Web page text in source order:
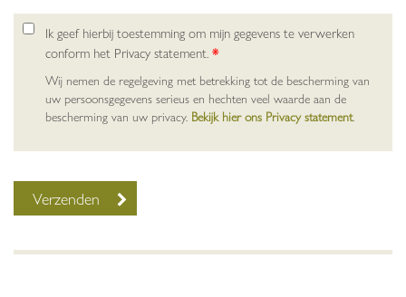
Ik geef hierbij toestemming om mijn gegevens te verwerken
conform het Privacy statement.*
Wij nemen de regelgeving met betrekking tot de bescherming van
uw persoonsgegevens serieus en hechten veel waarde aan de
bescherming van uw privacy. Bekijk hier ons Privacy statement.